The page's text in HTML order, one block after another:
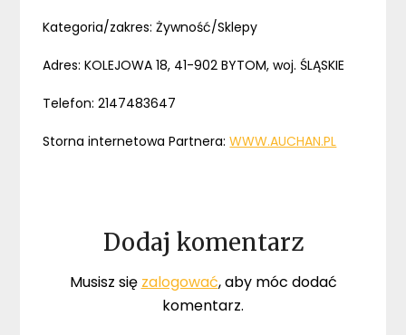
Kategoria/zakres: Żywność/Sklepy
Adres: KOLEJOWA 18, 41-902 BYTOM, woj. ŚLĄSKIE
Telefon: 2147483647
Storna internetowa Partnera:WWW.AUCHAN.PL
Dodaj komentarz
Musisz się zalogować, aby móc dodać
komentarz.